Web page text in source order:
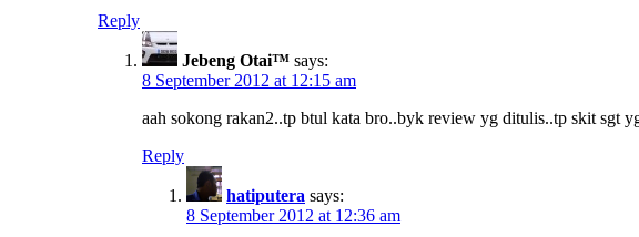
Reply
Jebeng Otai™ says:
8 September 2012 at 12:15 am
aah sokong rakan2..tp btul kata bro..byk review yg ditulis..tp skit sgt
Reply
hatiputera says:
8 September 2012 at 12:36 am